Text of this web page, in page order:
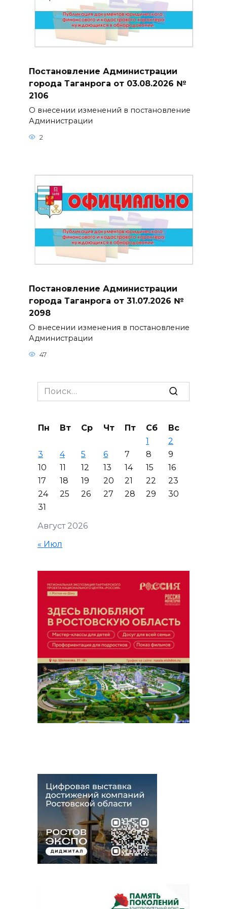
Постановление Администрации
города Таганрога от 03.08.2026 №
2106
О внесении изменений в постановление
Администрации
2
Постановление Администрации
города Таганрога от 31.07.2026 №
2098
О внесении изменения в постановление
Администрации
47
Search
for:
Август 2026
Пн Вт Ср Чт Пт Сб
Вс
1
2
3
4 5 6 7 8
9
10
11 12 13 14 15
16
17
18 19 20 21 22
23
24
25 26 27 28 29
30
31
« Июл